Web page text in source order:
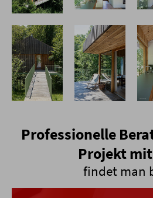
Professionelle
Projekt
findet man